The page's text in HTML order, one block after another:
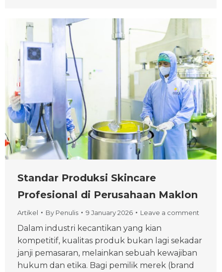
Standar Produksi Skincare
Profesional di Perusahaan Maklon
Artikel By Penulis 9 January 2026 Leave a comment
Dalam industri kecantikan yang kian
kompetitif, kualitas produk bukan lagi sekadar
janji pemasaran, melainkan sebuah kewajiban
hukum dan etika. Bagi pemilik merek (brand